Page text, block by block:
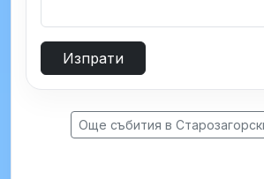
Изпрати
Още събития в